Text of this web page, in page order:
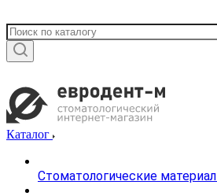
Каталог
Стоматологические